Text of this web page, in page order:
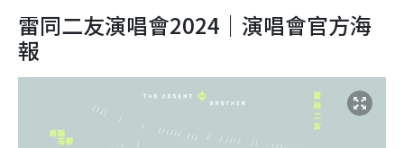
雷同二友演唱會2024｜演唱會官方海
報